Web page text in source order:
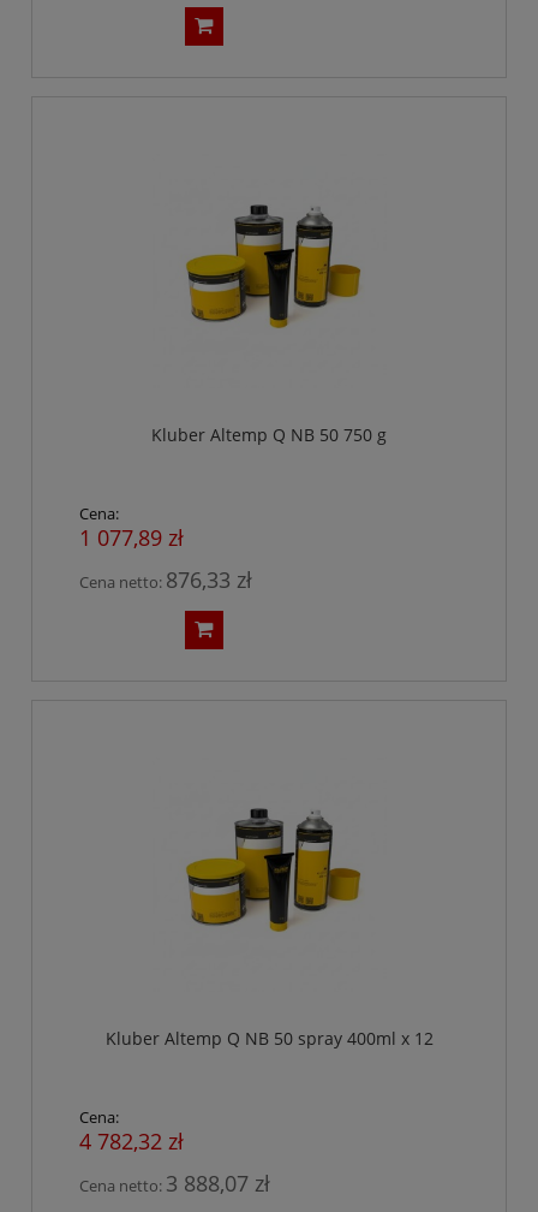
Kluber Altemp Q NB 50 750 g
Cena:
1 077,89 zł
Cena netto: 876,33 zł
Kluber Altemp Q NB 50 spray 400ml x 12
Cena:
4 782,32 zł
Cena netto: 3 888,07 zł